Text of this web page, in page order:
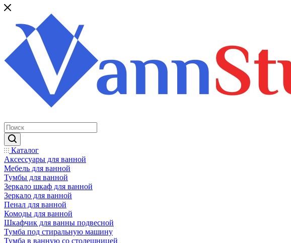
Каталог
Аксессуары для ванной
Мебель для ванной
Тумбы для ванной
Зеркало шкаф для ванной
Зеркало для ванной
Пенал для ванной
Комоды для ванной
Шкафчик для ванны подвесной
Тумба под стиральную машину
Тумба в ванную со столешницей